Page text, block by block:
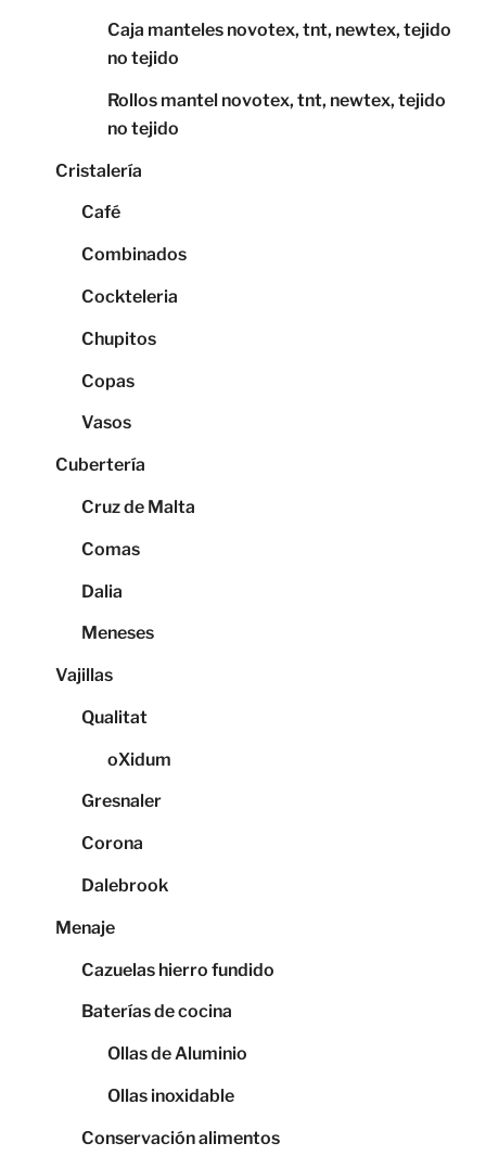
Caja manteles novotex, tnt, newtex, tejido
no tejido
Rollos mantel novotex, tnt, newtex, tejido
no tejido
Cristalería
Café
Combinados
Cockteleria
Chupitos
Copas
Vasos
Cubertería
Cruz de Malta
Comas
Dalia
Meneses
Vajillas
Qualitat
oXidum
Gresnaler
Corona
Dalebrook
Menaje
Cazuelas hierro fundido
Baterías de cocina
Ollas de Aluminio
Ollas inoxidable
Conservación alimentos